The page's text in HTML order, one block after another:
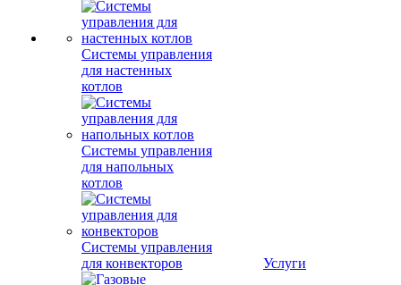
Системы управления
для настенных
котлов
Системы управления
для напольных
котлов
Системы управления
для конвекторов
Услуги